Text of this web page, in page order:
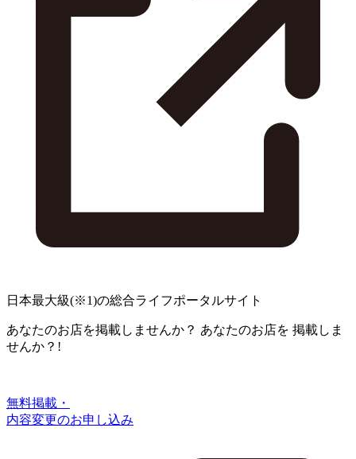
日本最大級(※1)の総合ライフポータルサイト
あなたのお店を掲載しませんか？ あなたのお店を 掲載しま
せんか？!
無料掲載・
内容変更のお申し込み